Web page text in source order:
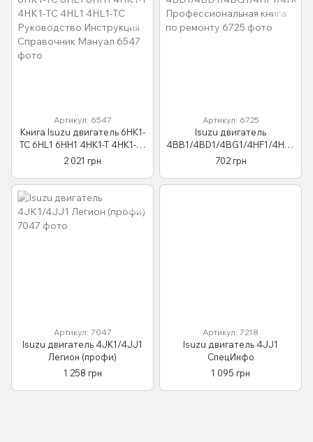
Артикул: 6547
Книга Isuzu двигатель 6HK1-
TC 6НL1 6НН1 4HK1-T 4HK1-TC
4HL1 4HL1-TC Руководство
Инструкция Справочник
Мануал
2 021 грн
Артикул: 6725
Isuzu двигатель
4BB1/4BD1/4BG1/4HF1/4HG1
/6BB1/6BD1/6BG1
Профессиональная книга по
ремонту
702 грн
Артикул: 7047
Isuzu двигатель 4JK1/4JJ1
Легион (профи)
1 258 грн
Артикул: 7218
Isuzu двигатель 4JJ1
СпецИнфо
1 095 грн